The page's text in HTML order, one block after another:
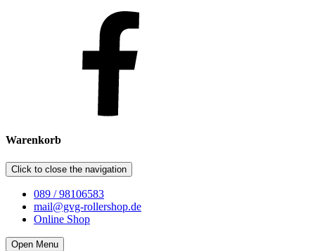
Warenkorb
Click to close the navigation
089 / 98106583
mail@gvg-rollershop.de
Online Shop
Open Menu